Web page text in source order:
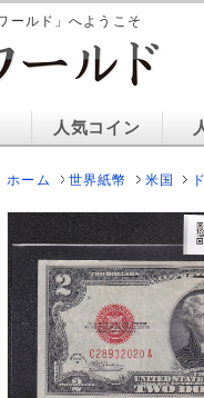
ールド」へようこそ
人気コイン
ホーム 世界紙幣 米国